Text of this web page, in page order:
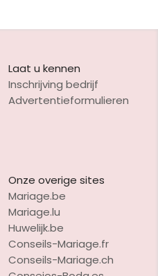
Laat u kennen
Inschrijving bedrijf
Advertentieformulieren
Onze overige sites
Mariage.be
Mariage.lu
Huwelijk.be
Conseils-Mariage.fr
Conseils-Mariage.ch